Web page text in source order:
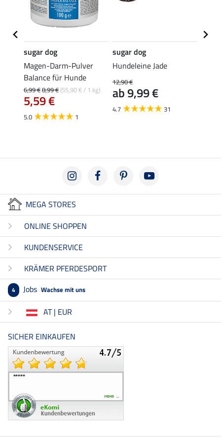
sugar dog
Magen-Darm-Pulver
Balance für Hunde
6,99 €8,99 € (55,90 € / 1 kg)
5,59 €
5.0 1
sugar dog
Hundeleine Jade
12,90 €
ab 9,99 €
4.7 31
MEGA STORES
ONLINE SHOPPEN
KUNDENSERVICE
KRÄMER PFERDESPORT
4 Jobs Wachse mit uns
AT | EUR
SICHER EINKAUFEN